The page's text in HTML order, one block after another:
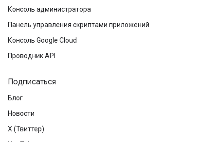
Консоль администратора
Панель управления скриптами приложений
Консоль Google Cloud
Проводник API
Подписаться
Блог
Новости
X (Твиттер)